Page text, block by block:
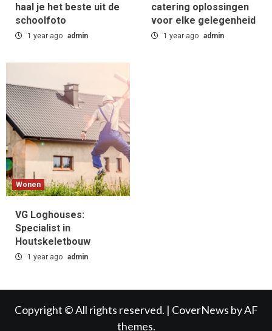
haal je het beste uit de
schoolfoto
1 year ago admin
catering oplossingen
voor elke gelegenheid
1 year ago admin
Wonen
VG Loghouses:
Specialist in
Houtskeletbouw
1 year ago admin
Copyright © All rights reserved. | CoverNews by AF
themes.